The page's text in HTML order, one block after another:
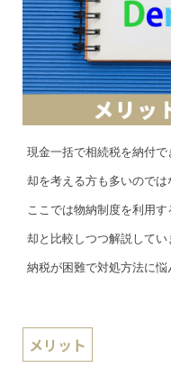
現金一括で相続税を納付
却を考える方も多いのでは
ここでは物納制度を利用
却と比較しつつ解説してい
納税が困難で対処方法に悩
メリット